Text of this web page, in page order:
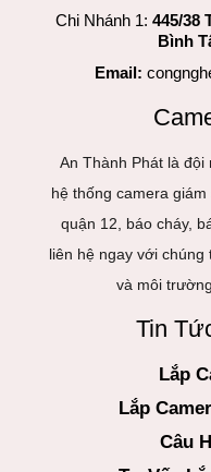
Chi Nhánh 1: 445/38
Bình
Email:
An Thành Phát là
hệ thống camera
quận 12, báo cháy,
liên hệ ngay với
và môi
Tin
Lắp
Lắp
Câu